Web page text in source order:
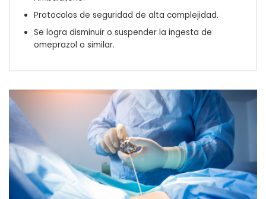
Protocolos de seguridad de alta complejidad.
Se logra disminuir o suspender la ingesta de
omeprazol o similar.